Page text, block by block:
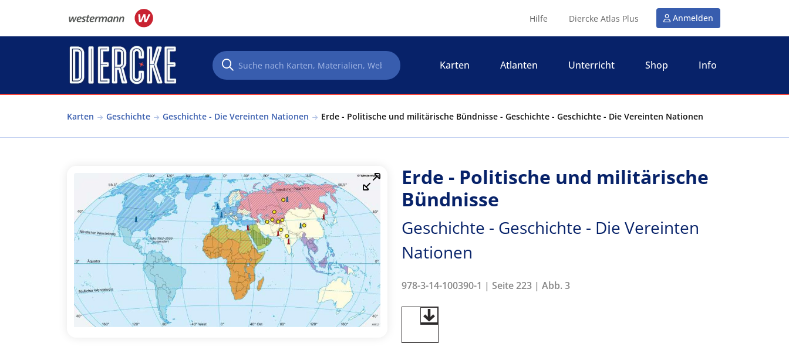
Hilfe Diercke Atlas Plus Anmelden
Karten Atlanten Unterricht Shop Info
Karten Geschichte Geschichte - Die Vereinten Nationen Erde - Politische und militärische Bündnisse - Geschichte - Geschichte - Die Vereinten Nationen
Erde - Politische und militärische
Bündnisse
Geschichte - Geschichte - Die Vereinten
Nationen
978-3-14-100390-1 | Seite 223 | Abb. 3